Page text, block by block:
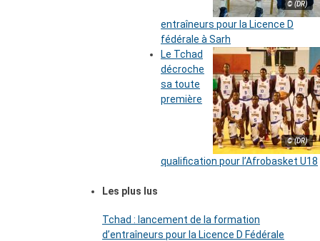
© (DR)
entraîneurs pour la Licence D
fédérale à Sarh
© (DR)
Le Tchad
décroche
sa toute
première
qualification pour l’Afrobasket U18
Les plus lus
Tchad : lancement de la formation
d’entraîneurs pour la Licence D Fédérale